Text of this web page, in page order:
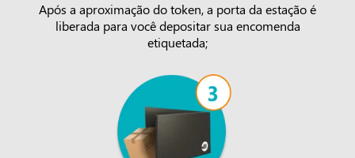
Após a aproximação do token, a porta da estação é
liberada para você depositar sua encomenda
etiquetada;